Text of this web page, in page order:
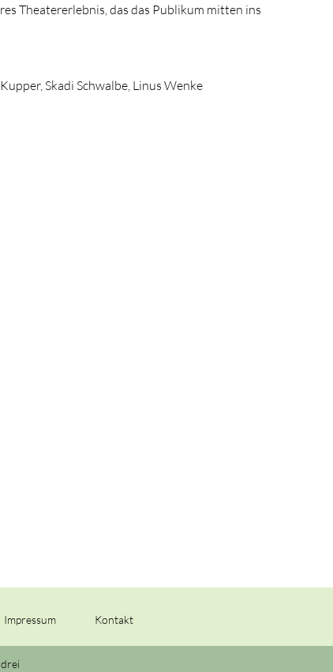
Theatererlebnis, das das Publikum mitten ins
Skadi Schwalbe, Linus Wenke
Impressum Kontakt